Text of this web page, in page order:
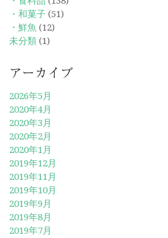
・和菓子 (51)
・鮮魚 (12)
未分類 (1)
アーカイブ
2026年5月
2020年4月
2020年3月
2020年2月
2020年1月
2019年12月
2019年11月
2019年10月
2019年9月
2019年8月
2019年7月